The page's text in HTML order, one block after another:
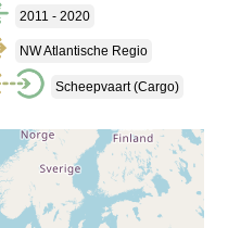
2011 - 2020
NW Atlantische Regio
Scheepvaart (cargo)